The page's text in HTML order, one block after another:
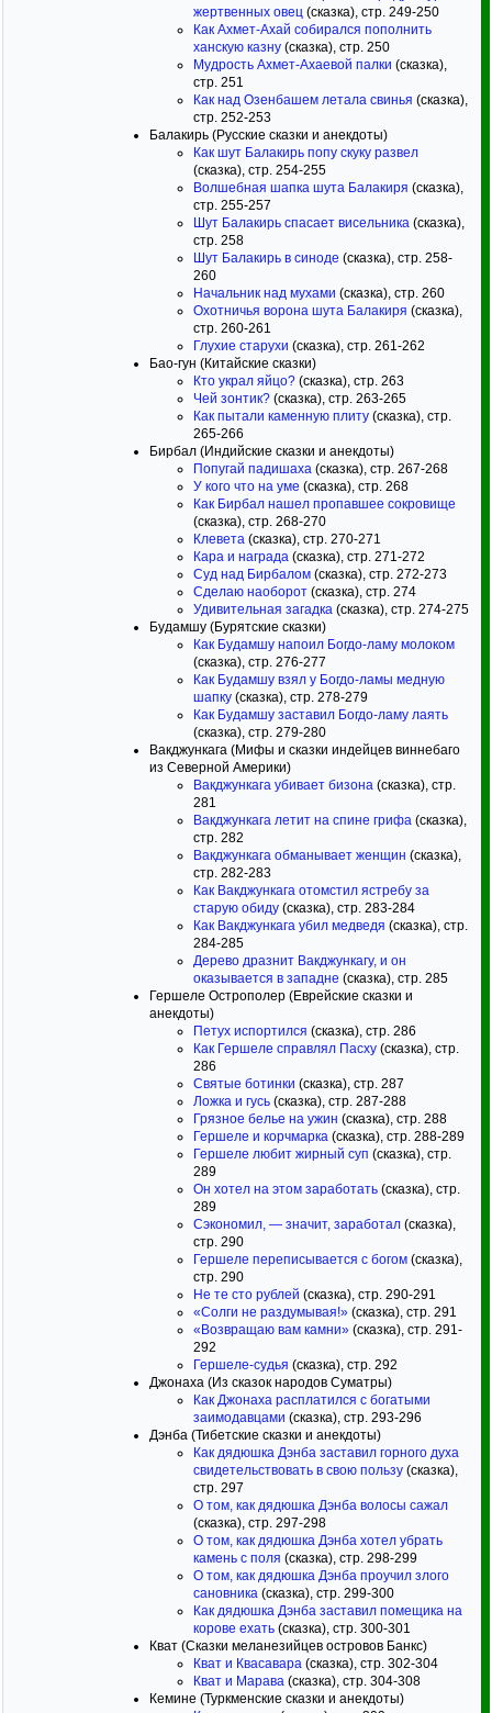
жертвенных овец (сказка), стр. 249-250
Как Ахмет-Ахай собирался пополнить
ханскую казну (сказка), стр. 250
Мудрость Ахмет-Ахаевой палки (сказка),
стр. 251
Как над Озенбашем летала свинья (сказка),
стр. 252-253
Балакирь (Русские сказки и анекдоты)
Как шут Балакирь попу скуку развел
(сказка), стр. 254-255
Волшебная шапка шута Балакиря (сказка),
стр. 255-257
Шут Балакирь спасает висельника (сказка),
стр. 258
Шут Балакирь в синоде (сказка), стр. 258-
260
Начальник над мухами (сказка), стр. 260
Охотничья ворона шута Балакиря (сказка),
стр. 260-261
Глухие старухи (сказка), стр. 261-262
Бао-гун (Китайские сказки)
Кто украл яйцо? (сказка), стр. 263
Чей зонтик? (сказка), стр. 263-265
Как пытали каменную плиту (сказка), стр.
265-266
Бирбал (Индийские сказки и анекдоты)
Попугай падишаха (сказка), стр. 267-268
У кого что на уме (сказка), стр. 268
Как Бирбал нашел пропавшее сокровище
(сказка), стр. 268-270
Клевета (сказка), стр. 270-271
Кара и награда (сказка), стр. 271-272
Суд над Бирбалом (сказка), стр. 272-273
Сделаю наоборот (сказка), стр. 274
Удивительная загадка (сказка), стр. 274-275
Будамшу (Бурятские сказки)
Как Будамшу напоил Богдо-ламу молоком
(сказка), стр. 276-277
Как Будамшу взял у Богдо-ламы медную
шапку (сказка), стр. 278-279
Как Будамшу заставил Богдо-ламу лаять
(сказка), стр. 279-280
Вакджункага (Мифы и сказки индейцев виннебаго
из Северной Америки)
Вакджункага убивает бизона (сказка), стр.
281
Вакджункага летит на спине грифа (сказка),
стр. 282
Вакджункага обманывает женщин (сказка),
стр. 282-283
Как Вакджункага отомстил ястребу за
старую обиду (сказка), стр. 283-284
Как Вакджункага убил медведя (сказка), стр.
284-285
Дерево дразнит Вакджункагу, и он
оказывается в западне (сказка), стр. 285
Гершеле Острополер (Еврейские сказки и
анекдоты)
Петух испортился (сказка), стр. 286
Как Гершеле справлял Пасху (сказка), стр.
286
Святые ботинки (сказка), стр. 287
Ложка и гусь (сказка), стр. 287-288
Грязное белье на ужин (сказка), стр. 288
Гершеле и корчмарка (сказка), стр. 288-289
Гершеле любит жирный суп (сказка), стр.
289
Он хотел на этом заработать (сказка), стр.
289
Сэкономил, — значит, заработал (сказка),
стр. 290
Гершеле переписывается с богом (сказка),
стр. 290
Не те сто рублей (сказка), стр. 290-291
«Солги не раздумывая!» (сказка), стр. 291
«Возвращаю вам камни» (сказка), стр. 291-
292
Гершеле-судья (сказка), стр. 292
Джонаха (Из сказок народов Суматры)
Как Джонаха расплатился с богатыми
заимодавцами (сказка), стр. 293-296
Дэнба (Тибетские сказки и анекдоты)
Как дядюшка Дэнба заставил горного духа
свидетельствовать в свою пользу (сказка),
стр. 297
О том, как дядюшка Дэнба волосы сажал
(сказка), стр. 297-298
О том, как дядюшка Дэнба хотел убрать
камень с поля (сказка), стр. 298-299
О том, как дядюшка Дэнба проучил злого
сановника (сказка), стр. 299-300
Как дядюшка Дэнба заставил помещика на
корове ехать (сказка), стр. 300-301
Кват (Сказки меланезийцев островов Банкс)
Кват и Квасавара (сказка), стр. 302-304
Кват и Марава (сказка), стр. 304-308
Кемине (Туркменские сказки и анекдоты)